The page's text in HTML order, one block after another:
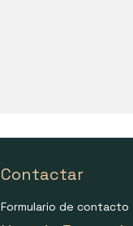
Contactar
Formulario de contacto